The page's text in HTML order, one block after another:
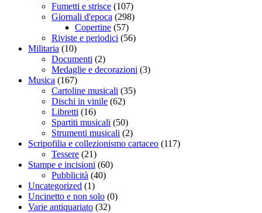
Fumetti e strisce (107)
Giornali d'epoca (298)
Copertine (57)
Riviste e periodici (56)
Militaria (10)
Documenti (2)
Medaglie e decorazioni (3)
Musica (167)
Cartoline musicali (35)
Dischi in vinile (62)
Libretti (16)
Spartiti musicali (50)
Strumenti musicali (2)
Scripofilia e collezionismo cartaceo (117)
Tessere (21)
Stampe e incisioni (60)
Pubblicità (40)
Uncategorized (1)
Uncinetto e non solo (0)
Varie antiquariato (32)